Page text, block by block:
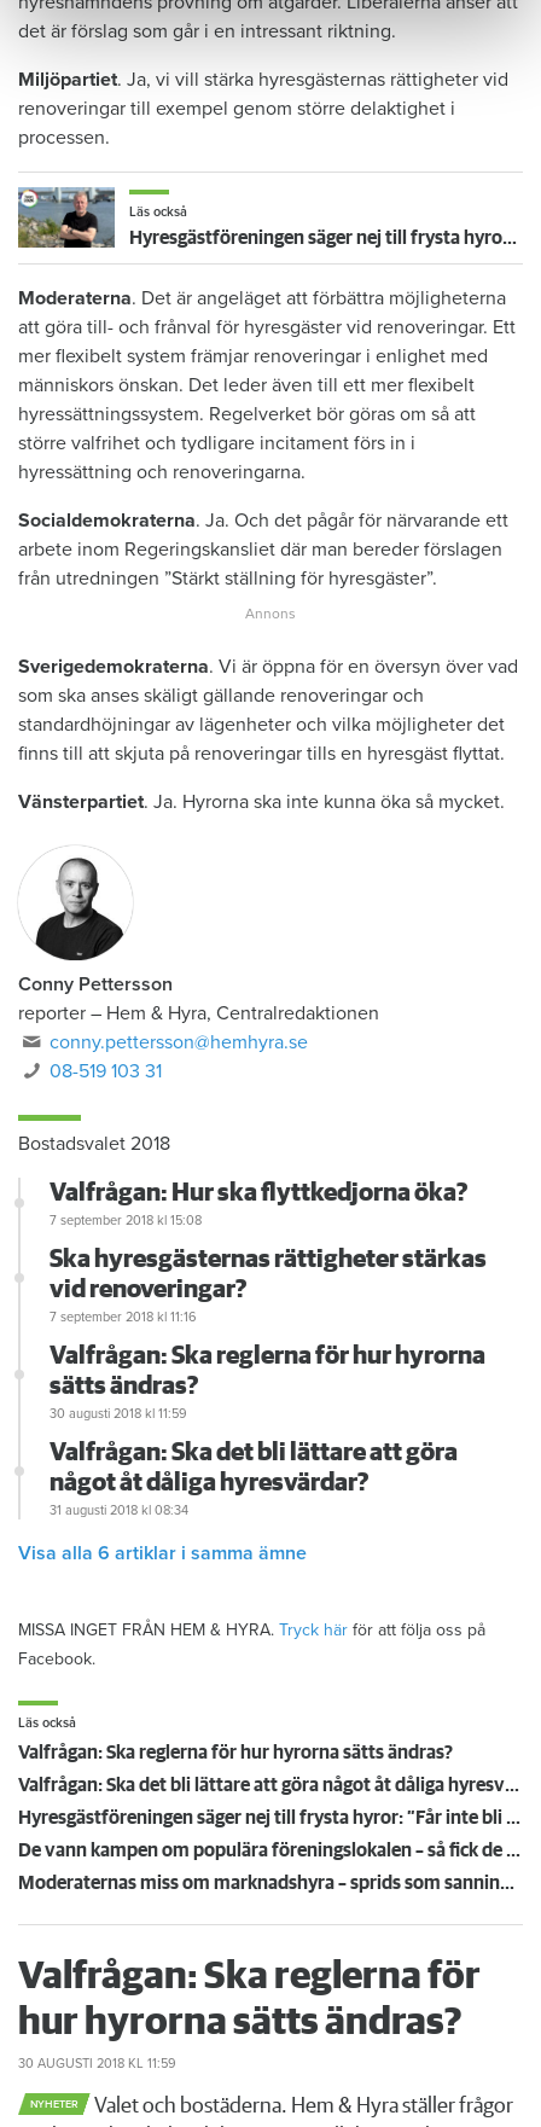
det är förslag som går i en intressant riktning.
Miljöpartiet. Ja, vi vill stärka hyresgästernas rättigheter vid
renoveringar till exempel genom större delaktighet i
processen.
Läs också
Hyresgästföreningen säger nej till frysta hyror: ”Får inte bli en bricka i ett politiskt spel”
Moderaterna. Det är angeläget att förbättra möjligheterna
att göra till- och frånval för hyresgäster vid renoveringar. Ett
mer flexibelt system främjar renoveringar i enlighet med
människors önskan. Det leder även till ett mer flexibelt
hyressättningssystem. Regelverket bör göras om så att
större valfrihet och tydligare incitament förs in i
hyressättning och renoveringarna.
Socialdemokraterna. Ja. Och det pågår för närvarande ett
arbete inom Regeringskansliet där man bereder förslagen
från utredningen ”Stärkt ställning för hyresgäster”.
Sverigedemokraterna. Vi är öppna för en översyn över vad
som ska anses skäligt gällande renoveringar och
standardhöjningar av lägenheter och vilka möjligheter det
finns till att skjuta på renoveringar tills en hyresgäst flyttat.
Vänsterpartiet. Ja. Hyrorna ska inte kunna öka så mycket.
Conny Pettersson
reporter – Hem & Hyra, Centralredaktionen
conny.pettersson@hemhyra.se
08-519 103 31
Bostadsvalet 2018
Valfrågan: Hur ska flyttkedjorna öka?
7 september 2018 kl 15:08
Ska hyresgästernas rättigheter stärkas
vid renoveringar?
7 september 2018 kl 11:16
Valfrågan: Ska reglerna för hur hyrorna
sätts ändras?
30 augusti 2018 kl 11:59
Valfrågan: Ska det bli lättare att göra
något åt dåliga hyresvärdar?
31 augusti 2018 kl 08:34
Visa alla 6 artiklar i samma ämne
MISSA INGET FRÅN HEM & HYRA. Tryck här för att följa oss på
Facebook.
Läs också
Valfrågan: Ska reglerna för hur hyrorna sätts ändras?
Valfrågan: Ska det bli lättare att göra något åt dåliga hyresvärdar?
Hyresgästföreningen säger nej till frysta hyror: ”Får inte bli en bricka i ett politiskt spel”
De vann kampen om populära föreningslokalen – så fick de Övikshem att riva uppsägningen
Moderaternas miss om marknadshyra – sprids som sanning av AI och stor ledarsida
Valfrågan: Ska reglerna för
hur hyrorna sätts ändras?
30 AUGUSTI 2018 KL 11:59
NYHETER
Valet och bostäderna. Hem & Hyra ställer frågor